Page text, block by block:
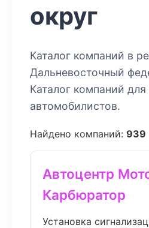
округ
Каталог компаний в
Дальневосточный
Каталог компаний для
автомобилистов.
Найдено компаний: 939
Автоцентр
Карбюратор
Установка